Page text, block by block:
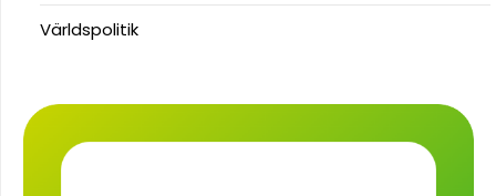
Världspolitik